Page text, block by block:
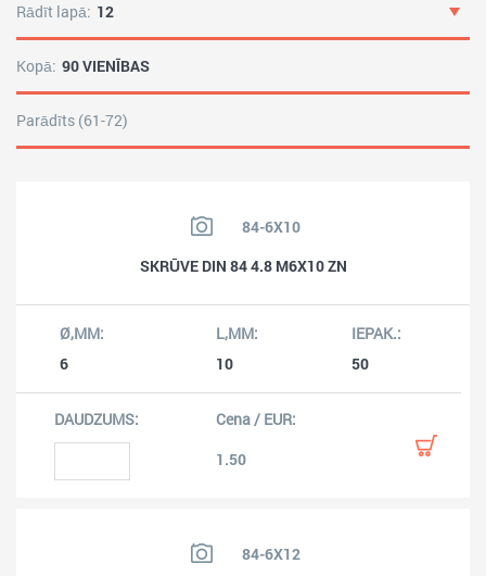
Rādīt lapā: 12
Kopā: 90 VIENĪBAS
Parādīts (61-72)
84-6X10
SKRŪVE DIN 84 4.8 M6X10 ZN
6 10 50
1.50
84-6X12